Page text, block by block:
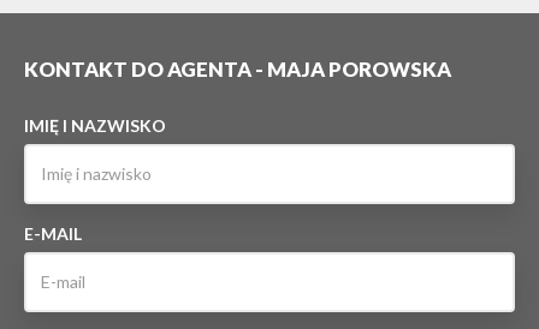
KONTAKT DO AGENTA - MAJA POROWSKA
IMIĘ I NAZWISKO
E-MAIL